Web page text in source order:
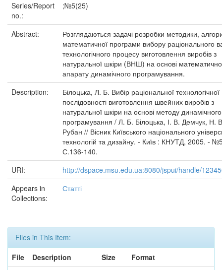
Series/Report
no.:
;№5(25)
Abstract:
Розглядаються задачі розробки методики,
математичної програми вибору раціонального
технологічного процесу виготовлення виробів з
натуральної шкіри (ВНШ) на основі
апарату динамічного програмування.
Description:
Білоцька, Л. Б. Вибір раціональної технологічної
послідовності виготовлення швейних виробів з
натуральної шкіри на основі методу динамічного
програмування / Л. Б. Білоцька, І. В. Демчук, Н.
Рубан // Вісник Київського національного
технологій та дизайну. - Київ : КНУТД, 2005. -
С.136-140.
URI:
http://dspace.msu.edu.ua:8080/jspui/handle/
Appears in
Collections:
Статті
Files in This Item:
File
Description Size
Format